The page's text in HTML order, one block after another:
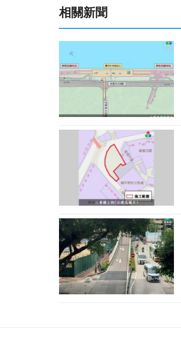
相關新聞